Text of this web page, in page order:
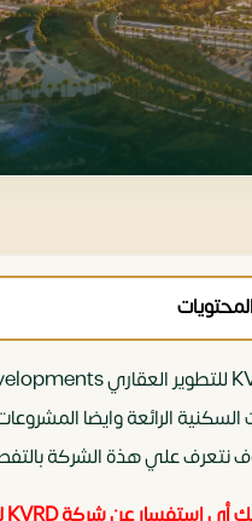
الرائعة وايضا
نتعرف علي هذة الشركة